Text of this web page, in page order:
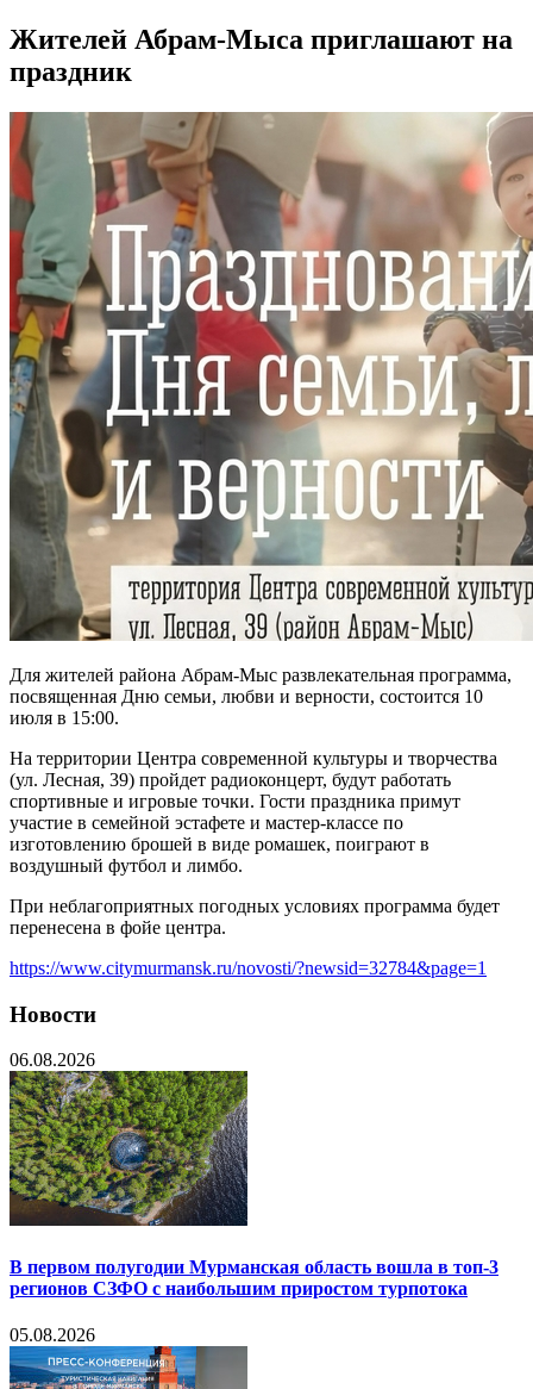
Жителей Абрам-Мыса приглашают на
праздник
Для жителей района Абрам-Мыс развлекательная программа,
посвященная Дню семьи, любви и верности, состоится 10
июля в 15:00.
На территории Центра современной культуры и творчества
(ул. Лесная, 39) пройдет радиоконцерт, будут работать
спортивные и игровые точки. Гости праздника примут
участие в семейной эстафете и мастер-классе по
изготовлению брошей в виде ромашек, поиграют в
воздушный футбол и лимбо.
При неблагоприятных погодных условиях программа будет
перенесена в фойе центра.
https://www.citymurmansk.ru/novosti/?newsid=32784&page=1
Новости
06.08.2026
В первом полугодии Мурманская область вошла в топ-3
регионов СЗФО с наибольшим приростом турпотока
05.08.2026